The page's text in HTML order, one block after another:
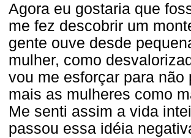
Agora eu gostaria que
me fez descobrir um
gente ouve desde
mulher, como
vou me esforçar para
mais as mulheres como
Me senti assim a vida
passou essa idéia